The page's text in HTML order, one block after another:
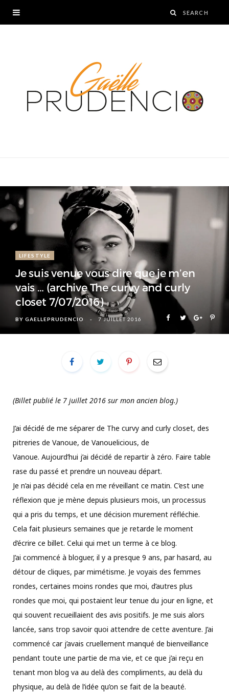
LIFESTYLE
Je suis venue vous dire que je m’en
vais … (archive The curvy and curly
closet 7/07/2016)
BY GAELLEPRUDENCIO 7 JUILLET 2016
(Billet publié le 7 juillet 2016 sur mon ancien blog.)
J’ai décidé de me séparer de The curvy and curly closet, des
pitreries de Vanoue, de Vanouelicious, de
Vanoue. Aujourd’hui j’ai décidé de repartir à zéro. Faire table
rase du passé et prendre un nouveau départ.
Je n’ai pas décidé cela en me réveillant ce matin. C’est une
réflexion que je mène depuis plusieurs mois, un processus
qui a pris du temps, et une décision murement réfléchie.
Cela fait plusieurs semaines que je retarde le moment
d’écrire ce billet. Celui qui met un terme à ce blog.
J’ai commencé à bloguer, il y a presque 9 ans, par hasard, au
détour de cliques, par mimétisme. Je voyais des femmes
rondes, certaines moins rondes que moi, d’autres plus
rondes que moi, qui postaient leur tenue du jour en ligne, et
qui souvent recueillaient des avis positifs. Je me suis alors
lancée, sans trop savoir quoi attendre de cette aventure. J’ai
commencé car j’avais cruellement manqué de bienveillance
pendant toute une partie de ma vie, et ce que j’ai reçu en
tenant mon blog va au delà des compliments, au delà du
physique, au delà de l’idée qu’on se fait de la beauté.